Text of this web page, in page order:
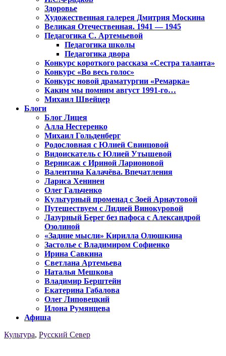
Здоровье
Художественная галерея Дмитрия Москина
Великая Отечественная. 1941 — 1945
Педагогика С. Артемьевой
Педагогика школы
Педагогика двора
Конкурс короткого рассказа «Сестра таланта»
Конкурс «Во весь голос»
Конкурс новой драматургии «Ремарка»
Каким мы помним август 1991-го…
Михаил Швейцер
Блоги
Блог Лицея
Алла Нестеренко
Михаил Гольденберг
Родословная с Юлией Свинцовой
Видоискатель с Юлией Утышевой
Вернисаж с Ириной Ларионовой
Валентина Калачёва. Впечатления
Лариса Хенинен
Олег Гальченко
Культурный променад с Зоей Арнаутовой
Путешествуем с Лидией Винокуровой
Лазурный Берег без пафоса с Александрой
Озолиной
«Задние мысли» Кирилла Олюшкина
Застолье с Владимиром Софиенко
Ирина Савкина
Светлана Артемьева
Наталья Мешкова
Владимир Берштейн
Екатерина Габалова
Олег Липовецкий
Илона Румянцева
Афиша
Культура, Русский Север